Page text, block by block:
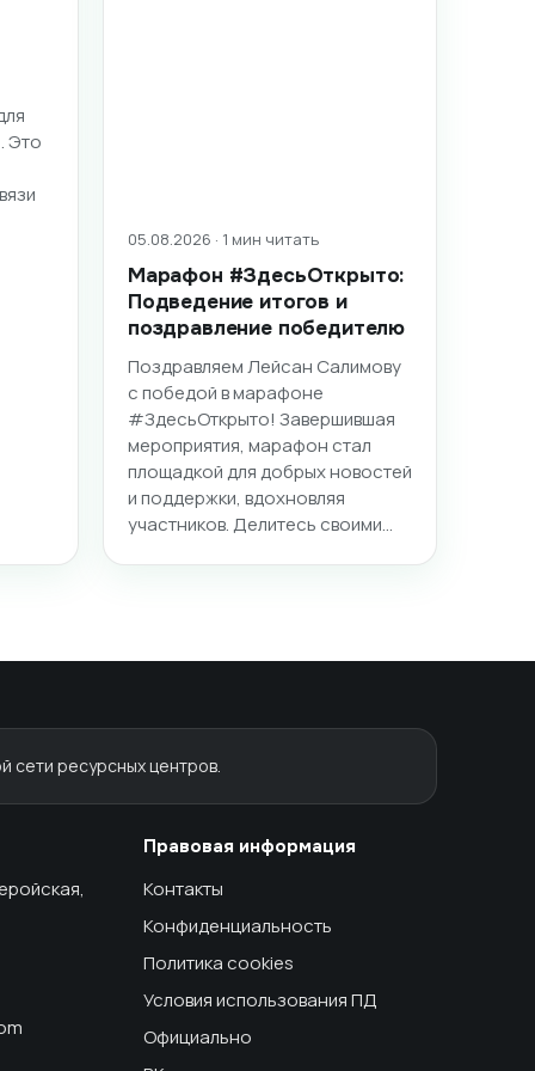
Это
05.08.2026 · 1 мин читать
Марафон #ЗдесьОткрыто:
Подведение итогов и
поздравление победителю
Поздравляем Лейсан Салимову
с победой в марафоне
#ЗдесьОткрыто! Завершившая
мероприятия, марафон стал
площадкой для добрых новостей
и поддержки, вдохновляя
участников. Делитесь своими…
ресурсных центров.
Правовая информация
Контакты
Конфиденциальность
Политика cookies
Условия использования ПД
Официально